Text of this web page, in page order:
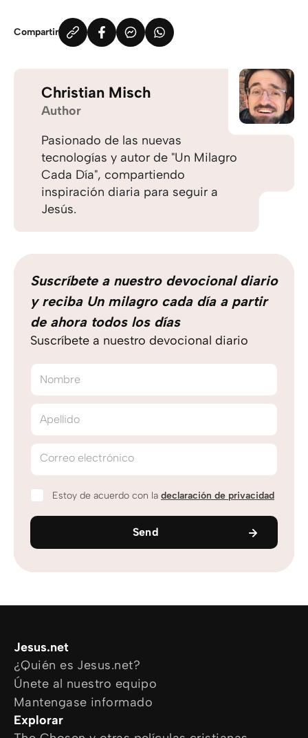
Compartir
Christian Misch
Author
Pasionado de las nuevas
tecnologías y autor de "Un Milagro
Cada Día", compartiendo
inspiración diaria para seguir a
Jesús.
Suscríbete a nuestro devocional diario
y reciba Un milagro cada día a partir
de ahora todos los días
Suscríbete a nuestro devocional diario
Nombre
Apellido
Correo electrónico
Estoy de acuerdo con la declaración de privacidad
Send
Jesus.net
¿Quién es Jesus.net?
Únete al nuestro equipo
Mantengase informado
Explorar